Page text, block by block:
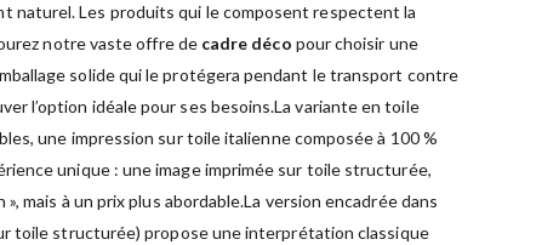
naturel. Les produits qui le composent respectent la
notre vaste offre de cadre déco pour choisir une
solide qui le protégera pendant le transport contre
l’option idéale pour ses besoins.La variante en toile
une impression sur toile italienne composée à 100 %
unique : une image imprimée sur toile structurée,
mais à un prix plus abordable.La version encadrée dans
toile structurée) propose une interprétation classique